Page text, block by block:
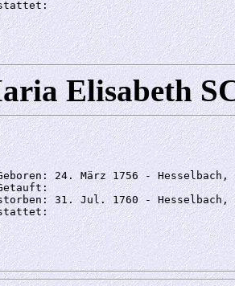
Elisabeth
24. März 1756 -
31. Jul. 1760 -